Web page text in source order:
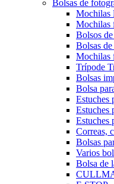
Bolsas de
Mochilas
Mochilas
Bolsos
Bolsas
Mochilas
Trípode
Bolsas
Bolsa
Estuches
Estuches
Estuches
Correas,
Bolsas
Varios
Bolsa de